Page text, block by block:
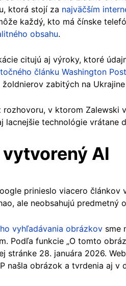
ktorá stojí za najväčším
každý, kto má čínske
obsahu.
citujú aj výroky, ktoré
článku Washington Post
zabitých na
rozhovoru, v ktorom Zalewski
lacnejšie technológie vrátane
AI
prinieslo viacero
ale neobsahujú predmetný
vyhľadávania obrázkov sme
Podľa funkcie „O tomto
stránke 28. januára 2026.
našla obrázok a tvrdenia aj v